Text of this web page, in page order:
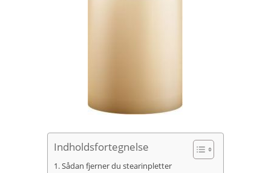
Indholdsfortegnelse
Sådan fjerner du stearinpletter